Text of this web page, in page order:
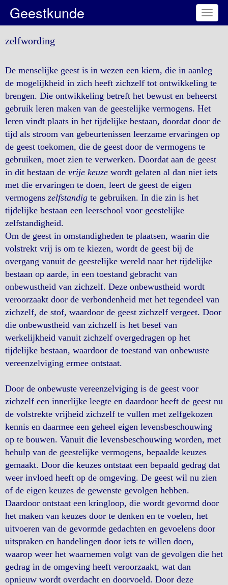
Toggle
Geestkunde
zelfwording
De menselijke geest is in wezen een kiem, die in aanleg
de mogelijkheid in zich heeft zichzelf tot ontwikkeling te
brengen. Die ontwikkeling betreft het bewust en beheerst
gebruik leren maken van de geestelijke vermogens. Het
leren vindt plaats in het tijdelijke bestaan, doordat door de
tijd als stroom van gebeurtenissen leerzame ervaringen op
de geest toekomen, die de geest door de vermogens te
gebruiken, moet zien te verwerken. Doordat aan de geest
in dit bestaan de vrije keuze wordt gelaten al dan niet iets
met die ervaringen te doen, leert de geest de eigen
vermogens zelfstandig te gebruiken. In die zin is het
tijdelijke bestaan een leerschool voor geestelijke
zelfstandigheid.
Om de geest in omstandigheden te plaatsen, waarin die
volstrekt vrij is om te kiezen, wordt de geest bij de
overgang vanuit de geestelijke wereld naar het tijdelijke
bestaan op aarde, in een toestand gebracht van
onbewustheid van zichzelf. Deze onbewustheid wordt
veroorzaakt door de verbondenheid met het tegendeel van
zichzelf, de stof, waardoor de geest zichzelf vergeet. Door
die onbewustheid van zichzelf is het besef van
werkelijkheid vanuit zichzelf overgedragen op het
tijdelijke bestaan, waardoor de toestand van onbewuste
vereenzelviging ermee ontstaat.
Door de onbewuste vereenzelviging is de geest voor
zichzelf een innerlijke leegte en daardoor heeft de geest nu
de volstrekte vrijheid zichzelf te vullen met zelfgekozen
kennis en daarmee een geheel eigen levensbeschouwing
op te bouwen. Vanuit die levensbeschouwing worden, met
behulp van de geestelijke vermogens, bepaalde keuzes
gemaakt. Door die keuzes ontstaat een bepaald gedrag dat
weer invloed heeft op de omgeving. De geest wil nu zien
of de eigen keuzes de gewenste gevolgen hebben.
Daardoor ontstaat een kringloop, die wordt gevormd door
het maken van keuzes door te denken en te voelen, het
uitvoeren van de gevormde gedachten en gevoelens door
uitspraken en handelingen door iets te willen doen,
waarop weer het waarnemen volgt van de gevolgen die het
gedrag in de omgeving heeft veroorzaakt, wat dan
opnieuw wordt overdacht en doorvoeld. Door deze